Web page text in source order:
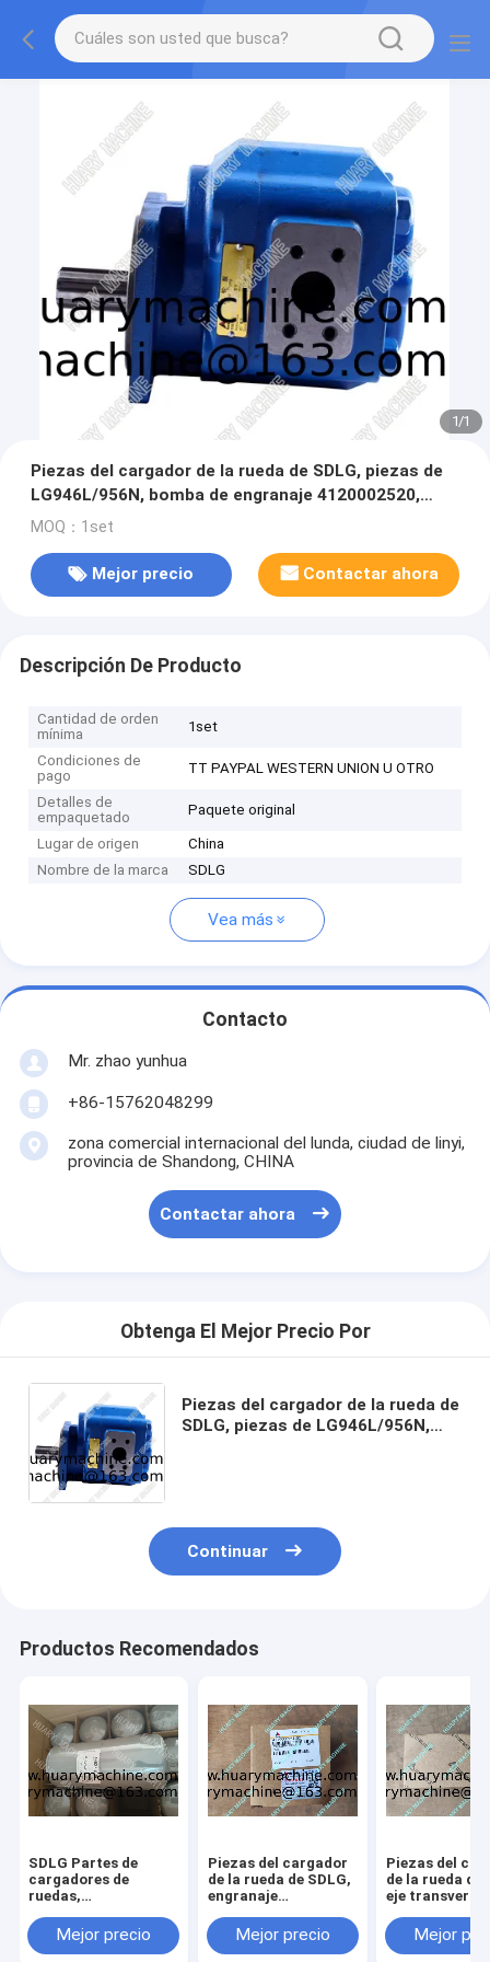
1/1
Piezas del cargador de la rueda de SDLG, piezas de
LG946L/956N, bomba de engranaje 4120002520,
bomba del trabajo JHP3125
MOQ：1set
Mejor precio Contactar ahora
Descripción De Producto
Cantidad de orden
mínima
1set
Condiciones de
pago
TT PAYPAL WESTERN UNION U OTRO
Detalles de
empaquetado
Paquete original
Lugar de origen
China
Nombre de la marca
SDLG
Vea más
Contacto
Mr. zhao yunhua
+86-15762048299
zona comercial internacional del lunda, ciudad de linyi,
provincia de Shandong, CHINA
Contactar ahora
Obtenga El Mejor Precio Por
Piezas del cargador de la rueda de
SDLG, piezas de LG946L/956N,
Continuar
Productos Recomendados
SDLG Partes de
cargadores de
ruedas,
FILTRO DE ÓLEO
L958
Mejor precio
Piezas del cargador
de la rueda de SDLG,
engranaje
61260013030
Mejor precio
Piezas del
de la rueda de
eje transversal
Mejor